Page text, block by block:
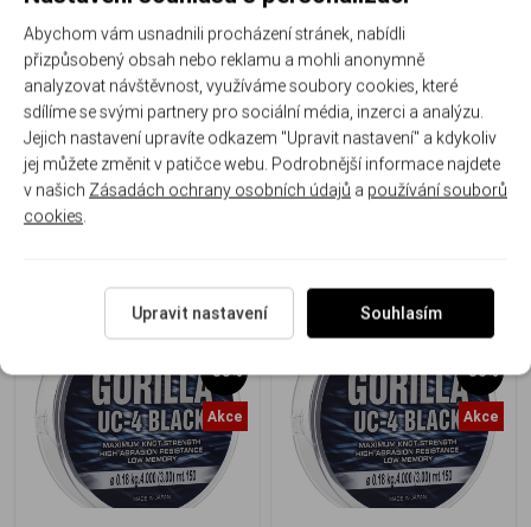
Tubertini Gorilla UC4 Black
150m 0,25mm
NOSNOST (kg)7,700/5,700
272 Kč
Tubertini Gorilla UC4 Black
150m 0,22mm
NOSNOST (kg) 5,700/4,800
269 Kč
-33%
Akce
-36%
Akce
Abychom vám usnadnili procházení stránek, nabídli
přizpůsobený obsah nebo reklamu a mohli anonymně
analyzovat návštěvnost, využíváme soubory cookies, které
sdílíme se svými partnery pro sociální média, inzerci a analýzu.
Jejich nastavení upravíte odkazem "Upravit nastavení" a kdykoliv
jej můžete změnit v patičce webu. Podrobnější informace najdete
v našich Zásadách ochrany osobních údajů a používání souborů
cookies.
Upravit nastavení Souhlasím